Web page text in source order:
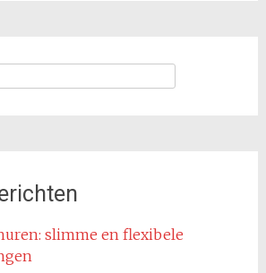
slimme en flexibele